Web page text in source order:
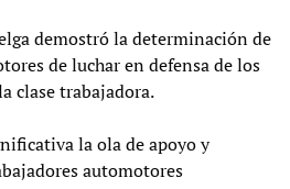
demostró la determinación de
de luchar en defensa de los
clase trabajadora.
la ola de apoyo y
automotores